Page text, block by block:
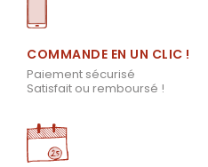
COMMANDE EN UN CLIC !
Paiement sécurisé
Satisfait ou remboursé !